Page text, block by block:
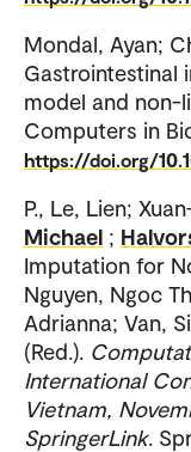
Mondal, Ayan;
Gastrointestinal
model and non-
Computers in
https://doi.org/
P., Le, Lien;
Michael ;
Imputation for
Nguyen, Ngoc
Adrianna; Van,
(Red.).
International
Vietnam,
SpringerLink.